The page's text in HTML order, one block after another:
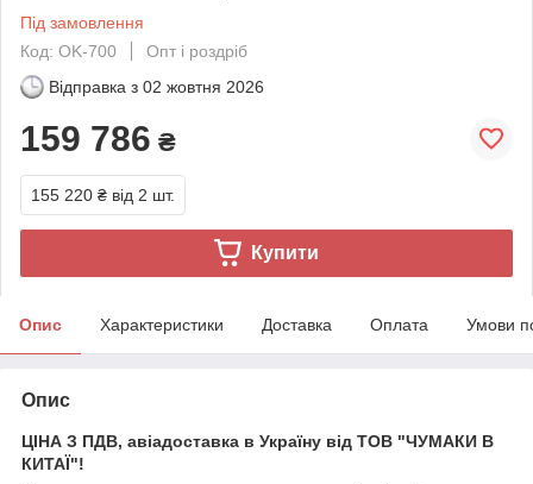
Під замовлення
Код: OK-700
Опт і роздріб
Відправка з 02 жовтня 2026
159 786 ₴
155 220 ₴ від 2 шт.
Купити
Опис Характеристики Доставка Оплата Умови
Опис
ЦІНА З ПДВ, авіадоставка в Україну від ТОВ "ЧУМАКИ В
КИТАЇ"!